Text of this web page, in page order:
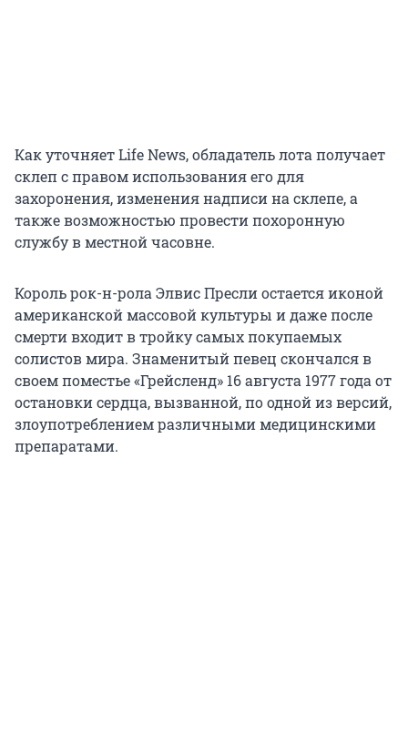
Как уточняет Life News, обладатель лота получает
склеп с правом использования его для
захоронения, изменения надписи на склепе, а
также возможностью провести похоронную
службу в местной часовне.
Король рок-н-рола Элвис Пресли остается иконой
американской массовой культуры и даже после
смерти входит в тройку самых покупаемых
солистов мира. Знаменитый певец скончался в
своем поместье «Грейсленд» 16 августа 1977 года от
остановки сердца, вызванной, по одной из версий,
злоупотреблением различными медицинскими
препаратами.